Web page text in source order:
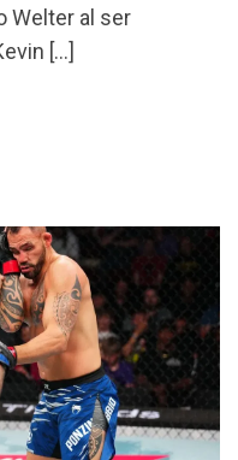
Welter al ser
[…]